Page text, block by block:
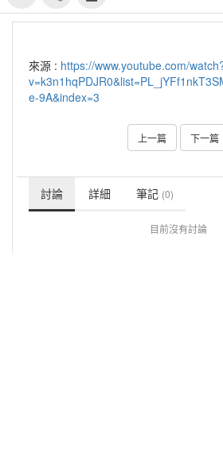
來源 : https://www.youtube.com/
e-9A&index=3
上一篇 下一篇
討論 詳細 筆記 (0)
目前沒有討論